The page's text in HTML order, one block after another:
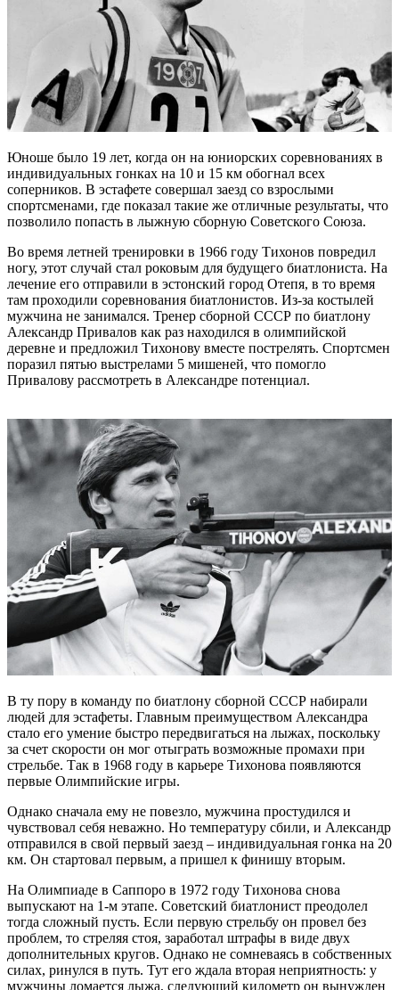
Юноше было 19 лет, когда он на юниорских соревнованиях в
индивидуальных гонках на 10 и 15 км обогнал всех
соперников. В эстафете совершал заезд со взрослыми
спортсменами, где показал такие же отличные результаты, что
позволило попасть в лыжную сборную Советского Союза.
Во время летней тренировки в 1966 году Тихонов повредил
ногу, этот случай стал роковым для будущего биатлониста. На
лечение его отправили в эстонский город Отепя, в то время
там проходили соревнования биатлонистов. Из-за костылей
мужчина не занимался. Тренер сборной СССР по биатлону
Александр Привалов как раз находился в олимпийской
деревне и предложил Тихонову вместе пострелять. Спортсмен
поразил пятью выстрелами 5 мишеней, что помогло
Привалову рассмотреть в Александре потенциал.
В ту пору в команду по биатлону сборной СССР набирали
людей для эстафеты. Главным преимуществом Александра
стало его умение быстро передвигаться на лыжах, поскольку
за счет скорости он мог отыграть возможные промахи при
стрельбе. Так в 1968 году в карьере Тихонова появляются
первые Олимпийские игры.
Однако сначала ему не повезло, мужчина простудился и
чувствовал себя неважно. Но температуру сбили, и Александр
отправился в свой первый заезд – индивидуальная гонка на 20
км. Он стартовал первым, а пришел к финишу вторым.
На Олимпиаде в Саппоро в 1972 году Тихонова снова
выпускают на 1-м этапе. Советский биатлонист преодолел
тогда сложный пусть. Если первую стрельбу он провел без
проблем, то стреляя стоя, заработал штрафы в виде двух
дополнительных кругов. Однако не сомневаясь в собственных
силах, ринулся в путь. Тут его ждала вторая неприятность: у
мужчины ломается лыжа, следующий километр он вынужден